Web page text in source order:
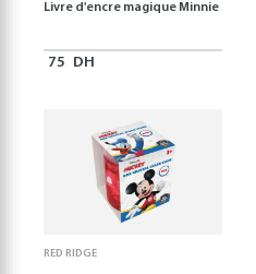
Livre d'encre magique Minnie
75 DH
RED RIDGE